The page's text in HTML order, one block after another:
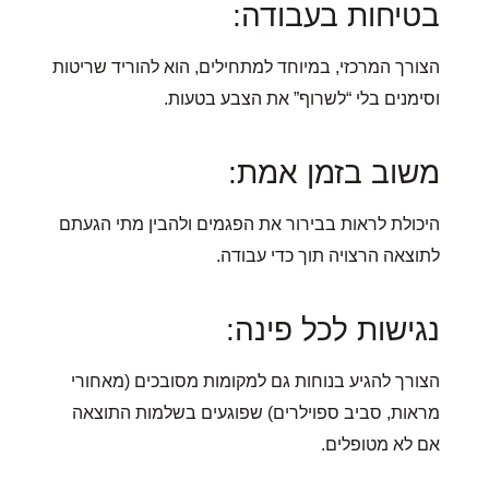
בטיחות בעבודה:
הצורך המרכזי, במיוחד למתחילים, הוא להוריד שריטות
וסימנים בלי “לשרוף” את הצבע בטעות.
משוב בזמן אמת:
היכולת לראות בבירור את הפגמים ולהבין מתי הגעתם
לתוצאה הרצויה תוך כדי עבודה.
נגישות לכל פינה:
הצורך להגיע בנוחות גם למקומות מסובכים (מאחורי
מראות, סביב ספוילרים) שפוגעים בשלמות התוצאה
אם לא מטופלים.